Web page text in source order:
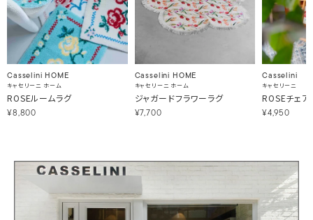
Casselini HOME
キャセリーニ ホーム
ROSEルームラグ
¥8,800
Casselini HOME
キャセリーニ ホーム
ジャガードフラワーラグ
¥7,700
Casselini
キャセリーニ
ROSEチェア
¥4,950